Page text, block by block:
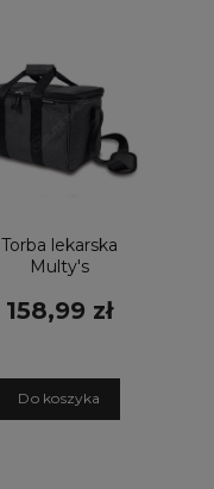
Torba lekarska
Multy's
grafitowa
158,99 zł
Do koszyka